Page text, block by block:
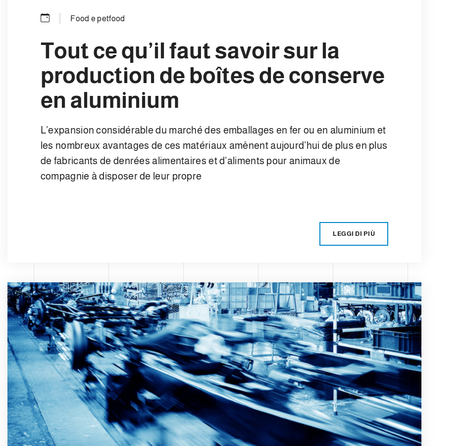
Food e petfood
Tout ce qu’il faut savoir sur la
production de boîtes de conserve
en aluminium
L’expansion considérable du marché des emballages en fer ou en aluminium et
les nombreux avantages de ces matériaux amènent aujourd’hui de plus en plus
de fabricants de denrées alimentaires et d’aliments pour animaux de
compagnie à disposer de leur propre
LEGGI DI PIÙ